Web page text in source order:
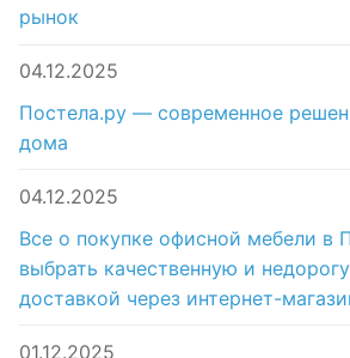
рынок
04.12.2025
Постела.ру — современное
дома
04.12.2025
Все о покупке офисной мебели в
выбрать качественную и
доставкой через интернет-
01.12.2025